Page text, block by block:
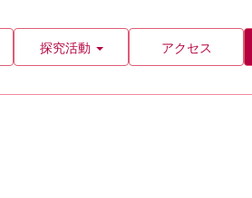
探究活動 アクセス